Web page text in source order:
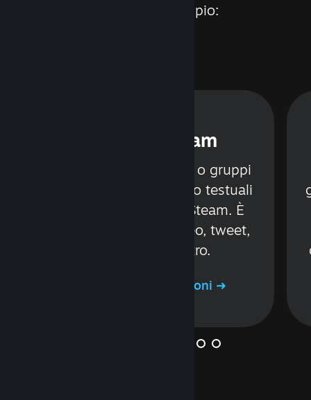
Steam, ad esempio:
Chat di Steam
Comunica con amici o gruppi
tramite canali vocali o testuali
senza mai lasciare Steam. È
possibile inviare video, tweet,
GIF e molto altro.
Ulteriori informazioni